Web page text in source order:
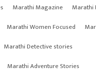
Marathi Magazine
Marathi
Marathi Women Focused
Marathi Detective stories
Marathi Adventure Stories